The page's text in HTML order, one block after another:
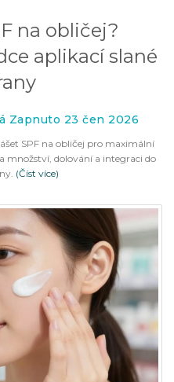
na obličej?
aplikací slané
Zapnuto 23 čen 2026
SPF na obličej pro maximální
množství, dolování a integraci do
(Číst více)